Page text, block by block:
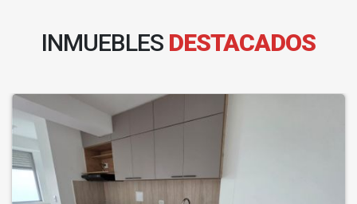
INMUEBLES DESTACADOS